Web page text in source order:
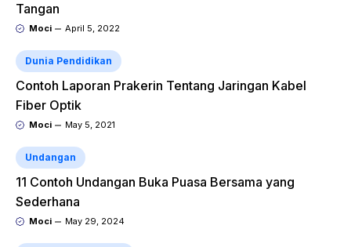
Tangan
Moci April 5, 2022
Dunia Pendidikan
Contoh Laporan Prakerin Tentang Jaringan Kabel
Fiber Optik
Moci May 5, 2021
Undangan
11 Contoh Undangan Buka Puasa Bersama yang
Sederhana
Moci May 29, 2024